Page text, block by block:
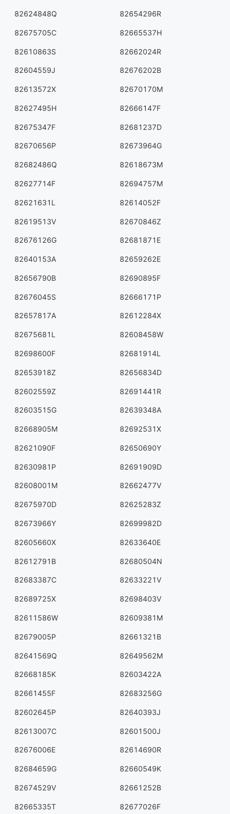
82624848Q 82654296R
82675705C 82665537H
82610863S 82662024R
82604559J 82676202B
82613572X 82670170M
82627495H 82666147F
82675347F 82681237D
82670656P 82673964G
82682486Q 82618673M
82627714F 82694757M
82621631L 82614052F
82619513V 82670846Z
82676126G 82681871E
82640153A 82659262E
82656790B 82690895F
82676045S 82666171P
82657817A 82612284X
82675681L 82608458W
82698600F 82681914L
82653918Z 82656834D
82602559Z 82691441R
82603515G 82639348A
82668905M 82692531X
82621090F 82650690Y
82630981P 82691909D
82608001M 82662477V
82675970D 82625283Z
82673966Y 82699982D
82605660X 82633640E
82612791B 82680504N
82683387C 82633221V
82689725X 82698403V
82611586W 82609381M
82679005P 82661321B
82641569Q 82649562M
82668185K 82603422A
82661455F 82683256G
82602645P 82640393J
82613007C 82601500J
82676006E 82614690R
82684659G 82660549K
82674529V 82661252B
82665335T 82677026F